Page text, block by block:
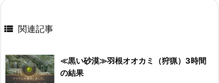
 関連記事
≪黒い砂漠≫羽根オオカミ（狩猟）3時間
の結果